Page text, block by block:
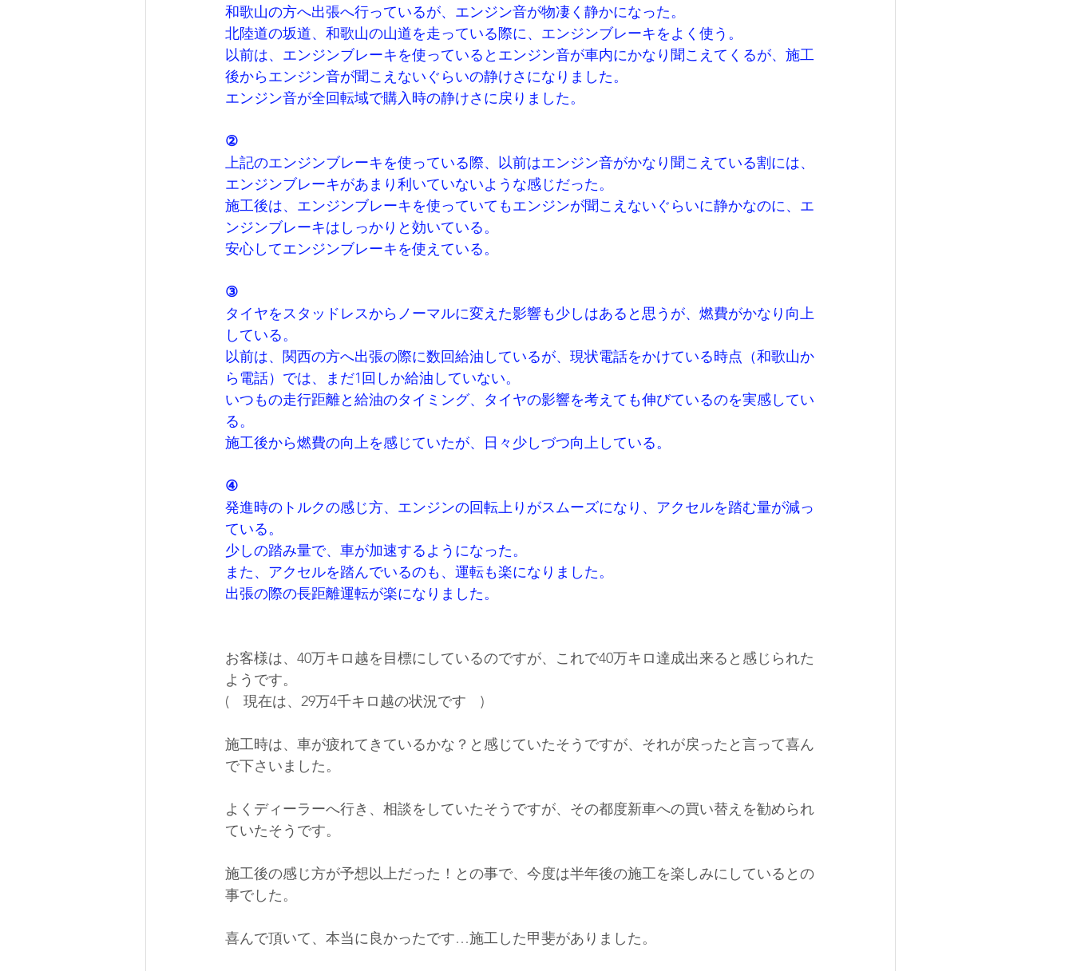
和歌山の方へ出張へ行っているが、エンジン音が物凄く静かになった。
北陸道の坂道、和歌山の山道を走っている際に、エンジンブレーキをよく使う。
以前は、エンジンブレーキを使っているとエンジン音が車内にかなり聞こえてくるが、施工
後からエンジン音が聞こえないぐらいの静けさになりました。
エンジン音が全回転域で購入時の静けさに戻りました。
②
上記のエンジンブレーキを使っている際、以前はエンジン音がかなり聞こえている割には、
エンジンブレーキがあまり利いていないような感じだった。
施工後は、エンジンブレーキを使っていてもエンジンが聞こえないぐらいに静かなのに、エ
ンジンブレーキはしっかりと効いている。
安心してエンジンブレーキを使えている。
③
タイヤをスタッドレスからノーマルに変えた影響も少しはあると思うが、燃費がかなり向上
している。
以前は、関西の方へ出張の際に数回給油しているが、現状電話をかけている時点（和歌山か
ら電話）では、まだ1回しか給油していない。
いつもの走行距離と給油のタイミング、タイヤの影響を考えても伸びているのを実感してい
る。
施工後から燃費の向上を感じていたが、日々少しづつ向上している。
④
発進時のトルクの感じ方、エンジンの回転上りがスムーズになり、アクセルを踏む量が減っ
ている。
少しの踏み量で、車が加速するようになった。
また、アクセルを踏んでいるのも、運転も楽になりました。
出張の際の長距離運転が楽になりました。
お客様は、40万キロ越を目標にしているのですが、これで40万キロ達成出来ると感じられた
ようです。
(　現在は、29万4千キロ越の状況です　)
施工時は、車が疲れてきているかな？と感じていたそうですが、それが戻ったと言って喜ん
で下さいました。
よくディーラーへ行き、相談をしていたそうですが、その都度新車への買い替えを勧められ
ていたそうです。
施工後の感じ方が予想以上だった！との事で、今度は半年後の施工を楽しみにしているとの
事でした。
喜んで頂いて、本当に良かったです…施工した甲斐がありました。